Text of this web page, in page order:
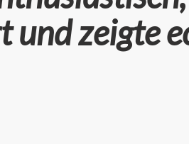
zeigte